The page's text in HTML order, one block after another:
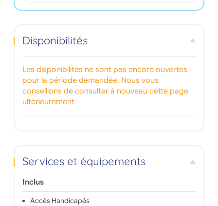
Disponibilités
Les disponibilités ne sont pas encore ouvertes
pour la période demandée. Nous vous
conseillons de consulter à nouveau cette page
ultérieurement
Services et équipements
Inclus
Accès Handicapés